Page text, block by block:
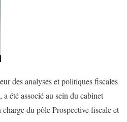
des analyses et politiques fiscales
été associé au sein du cabinet
du pôle Prospective fiscale et